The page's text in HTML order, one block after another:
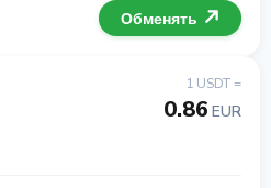
Обменять
1 USDT =
0.86 EUR